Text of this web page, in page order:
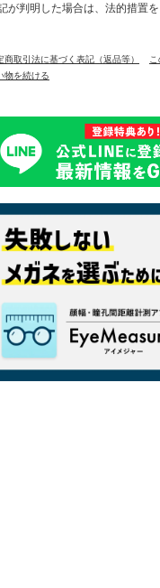
が判明した場合は、法的措置を
商取引法に基づく表記（返品等）
物を続ける